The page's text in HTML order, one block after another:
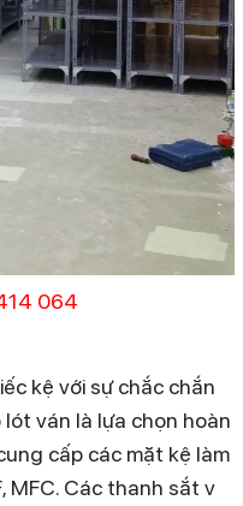
064
kệ với sự chắc chắn
ván là lựa chọn hoàn
cấp các mặt kệ làm
MFC. Các thanh sắt v